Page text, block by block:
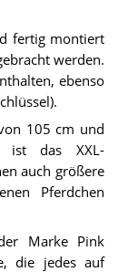
fertig montiert
werden.
ebenso
105 cm und
ist das XXL-
auch größere
Pferdchen
Marke Pink
die jedes auf